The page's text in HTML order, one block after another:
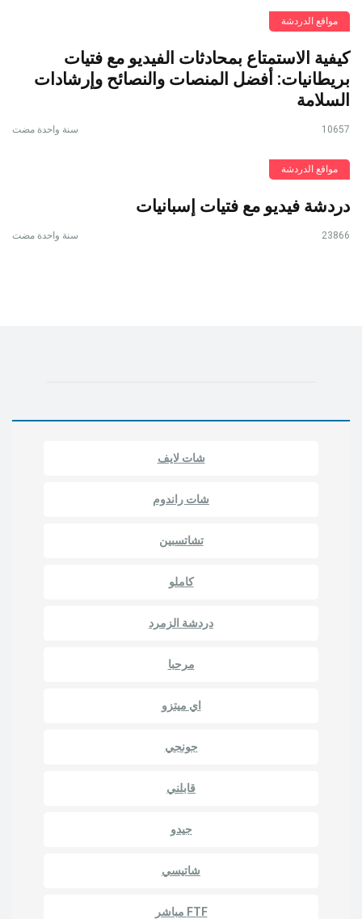
مواقع الدردشة
كيفية الاستمتاع بمحادثات الفيديو مع فتيات
بريطانيات: أفضل المنصات والنصائح وإرشادات
السلامة
سنة واحدة مضت 10657
مواقع الدردشة
دردشة فيديو مع فتيات إسبانيات
سنة واحدة مضت 23866
شات لايف
شات راندوم
تشاتسبين
كاملو
دردشة الزمرد
مرحبا
اي ميتزو
جونجي
قابلني
جيدو
شاتيسي
FTF مباشر